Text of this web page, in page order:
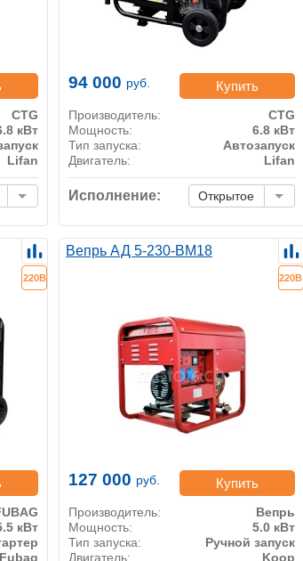
CTG
кВт
Lifan
94 000 руб. Купить
Производитель:
CTG
Мощность:
6.8 кВт
Тип запуска:
Автозапуск
Двигатель:
Lifan
Исполнение: Открытое
220В
кВт
Fubag
Вепрь АД 5-230-ВМ18
220В
127 000 руб. Купить
Производитель:
Вепрь
Мощность:
5.0 кВт
Тип запуска:
Ручной запуск
Двигатель:
Koop